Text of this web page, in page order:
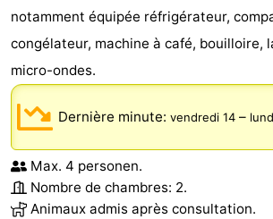
notamment équipée réfrigérateur,
congélateur, machine à café, bouilloire,
micro-ondes.
Dernière minute: vendredi 14 –
Max. 4 personen.
Nombre de chambres: 2.
Animaux admis après consultation.